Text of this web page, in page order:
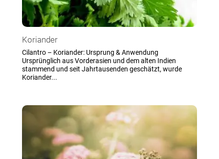
Koriander
Cilantro – Koriander: Ursprung & Anwendung
Ursprünglich aus Vorderasien und dem alten Indien
stammend und seit Jahrtausenden geschätzt, wurde
Koriander...